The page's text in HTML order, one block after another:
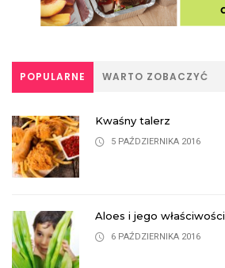
POPULARNE WARTO ZOBACZYĆ
Kwaśny talerz
5 PAŹDZIERNIKA 2016
Aloes i jego właściwości
6 PAŹDZIERNIKA 2016